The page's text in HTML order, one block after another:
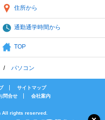
住所から
通勤通学時間から
TOP
パソコン
サイトマップ
問合せ 会社案内
All rights reserved.